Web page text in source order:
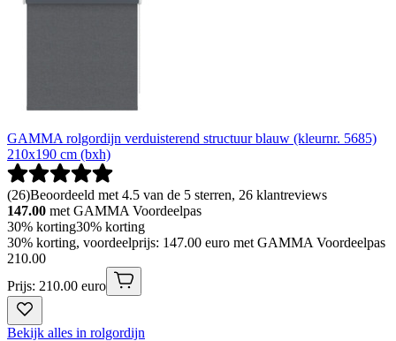
GAMMA rolgordijn verduisterend structuur blauw (kleurnr. 5685)
210x190 cm (bxh)
(26)Beoordeeld met 4.5 van de 5 sterren, 26 klantreviews
147.00 met GAMMA Voordeelpas
30% korting30% korting
30% korting, voordeelprijs: 147.00 euro met GAMMA Voordeelpas
210.00
Prijs: 210.00 euro
Bekijk alles in rolgordijn